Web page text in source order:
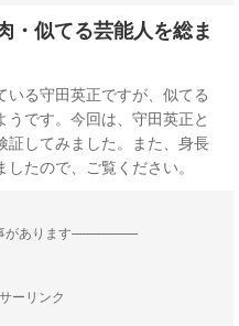
・似てる芸能人を総ま
いる守田英正ですが、似てる
うです。今回は、守田英正と
証してみました。また、身長
たので、ご覧ください。
あります--------------------
ーリンク